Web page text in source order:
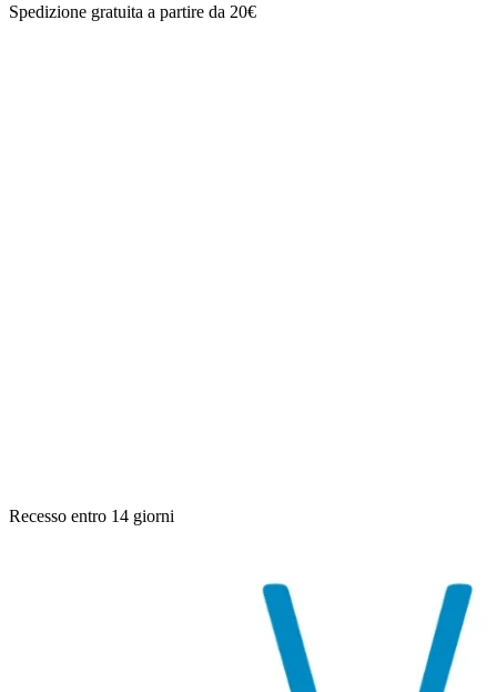
Spedizione gratuita a partire da 20€
Recesso entro 14 giorni